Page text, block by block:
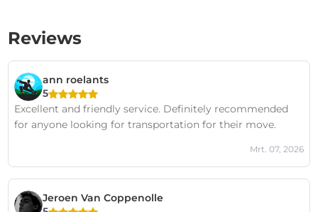
Reviews
ann roelants
5
Excellent and friendly service. Definitely recommended
for anyone looking for transportation for their move.
Mrt. 07, 2026
Jeroen Van Coppenolle